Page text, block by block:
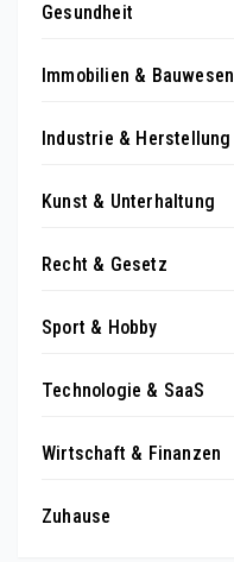
Gesundheit
Immobilien & Bauwesen
Industrie & Herstellung
Kunst & Unterhaltung
Recht & Gesetz
Sport & Hobby
Technologie & SaaS
Wirtschaft & Finanzen
Zuhause